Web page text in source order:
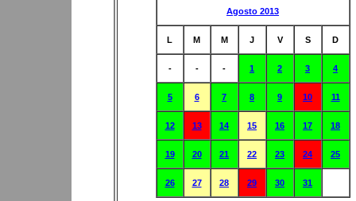
Agosto 2013
L M M J V S D
- - - 1 2 3 4
5 6 7 8 9 10 11
12 13 14 15 16 17 18
19 20 21 22 23 24 25
26 27 28 29 30 31